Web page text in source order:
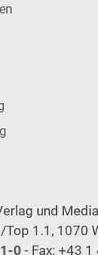
und
1.1, 1070
0 - Fax: +43